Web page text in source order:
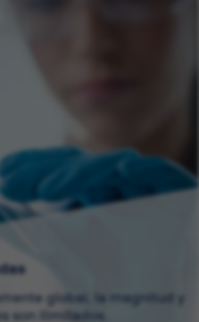
global, la magnitud y
son ilimitados.